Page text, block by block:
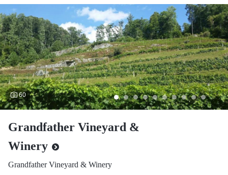
60
Grandfather Vineyard &
Winery
Grandfather Vineyard & Winery